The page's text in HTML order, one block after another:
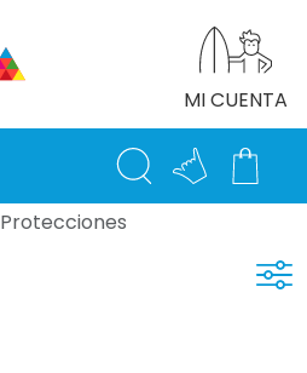
MI CUENTA
Protecciones